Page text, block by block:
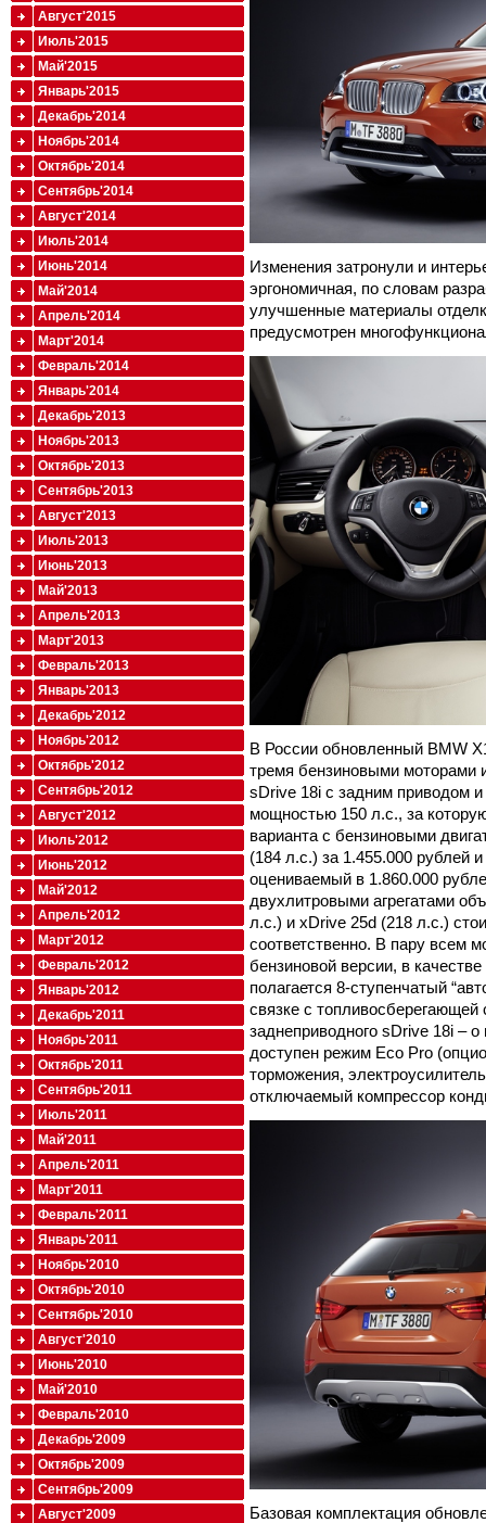
Изменения затронули и
эргономичная, по словам
улучшенные материалы
предусмотрен
В России обновленный BMW
тремя бензиновыми моторами
sDrive 18i с задним приводом
мощностью 150 л.с., за
варианта с бензиновыми
(184 л.с.) за 1.455.000 рублей
оцениваемый в 1.860.000
двухлитровыми агрегатами
л.с.) и xDrive 25d (218 л.с.)
соответственно. В пару всем
бензиновой версии, в
полагается 8-ступенчатый
связке с
заднеприводного sDrive 18i –
доступен режим Eco Pro
торможения,
отключаемый компрессор
Базовая комплектация
Август'2015
Июль'2015
Май'2015
Январь'2015
Декабрь'2014
Ноябрь'2014
Октябрь'2014
Сентябрь'2014
Август'2014
Июль'2014
Июнь'2014
Май'2014
Апрель'2014
Март'2014
Февраль'2014
Январь'2014
Декабрь'2013
Ноябрь'2013
Октябрь'2013
Сентябрь'2013
Август'2013
Июль'2013
Июнь'2013
Май'2013
Апрель'2013
Март'2013
Февраль'2013
Январь'2013
Декабрь'2012
Ноябрь'2012
Октябрь'2012
Сентябрь'2012
Август'2012
Июль'2012
Июнь'2012
Май'2012
Апрель'2012
Март'2012
Февраль'2012
Январь'2012
Декабрь'2011
Ноябрь'2011
Октябрь'2011
Сентябрь'2011
Июль'2011
Май'2011
Апрель'2011
Март'2011
Февраль'2011
Январь'2011
Ноябрь'2010
Октябрь'2010
Сентябрь'2010
Август'2010
Июнь'2010
Май'2010
Февраль'2010
Декабрь'2009
Октябрь'2009
Сентябрь'2009
Август'2009